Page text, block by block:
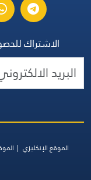
الاشتراك
الموقع الإنكليزي